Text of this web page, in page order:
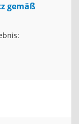
gemäß